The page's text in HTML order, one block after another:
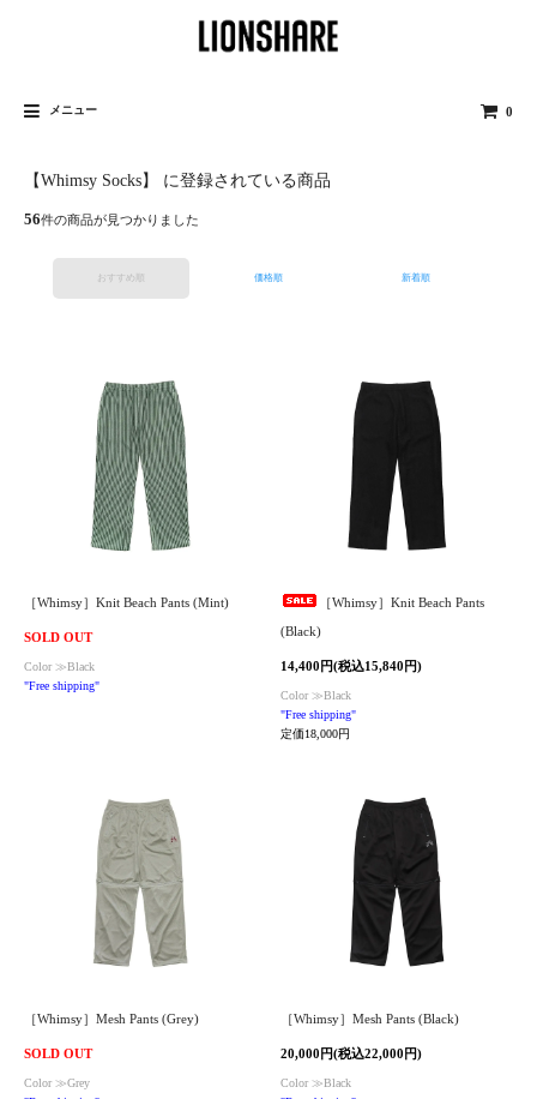
メニュー 0
【Whimsy Socks】 に登録されている商品
56件の商品が見つかりました
おすすめ順 価格順 新着順
［Whimsy］Knit Beach Pants (Mint)
SOLD OUT
Color ≫Black
"Free shipping"
［Whimsy］Knit Beach Pants
(Black)
14,400円(税込15,840円)
Color ≫Black
"Free shipping"
定価18,000円
［Whimsy］Mesh Pants (Grey)
SOLD OUT
Color ≫Grey
［Whimsy］Mesh Pants (Black)
20,000円(税込22,000円)
Color ≫Black